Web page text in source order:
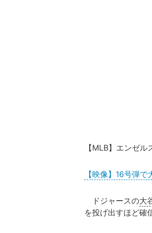
【MLB】エンゼル
【映像】16号弾
ドジャースの大
を投げ出すほど確